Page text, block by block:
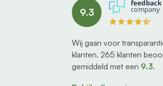
9.3
Wij gaan voor
klanten. 265 klanten
gemiddeld met een 9.3.